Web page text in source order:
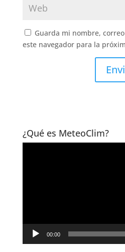
Guarda mi nombre,
este navegador para la
¿Qué es MeteoClim?
00:00